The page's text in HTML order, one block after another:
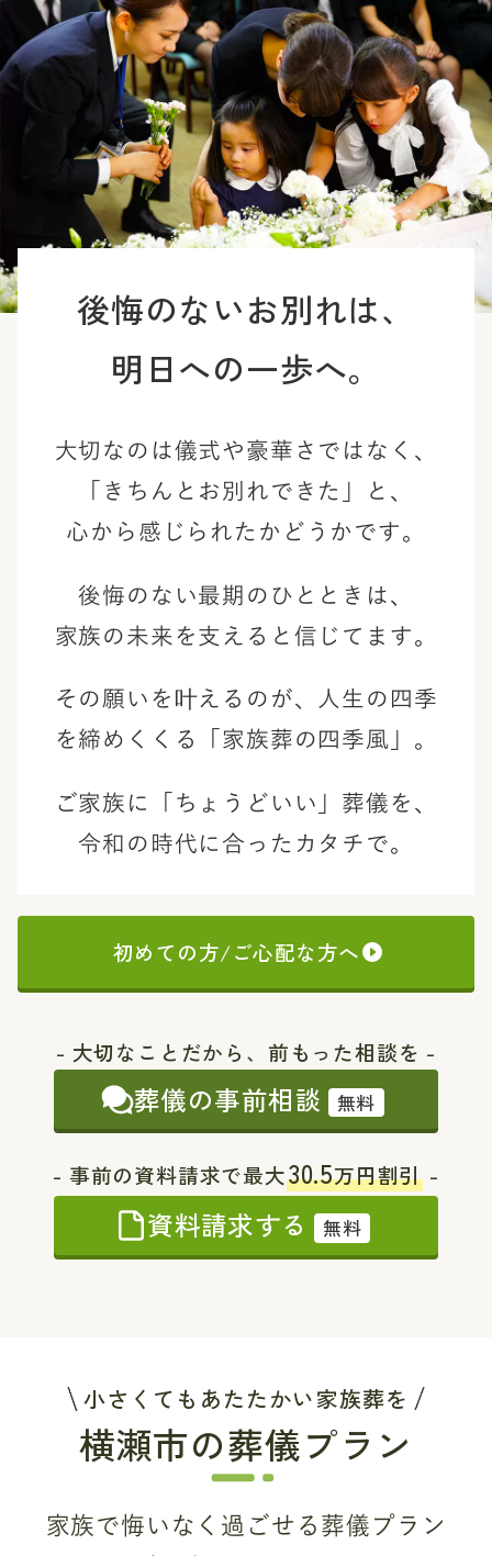
後悔のないお別れは、
明日への一歩へ。
大切なのは儀式や豪華さではなく、
「きちんとお別れできた」と、
心から感じられたかどうかです。
後悔のない最期のひとときは、
家族の未来を支えると信じてます。
その願いを叶えるのが、
人生の四季
を締めくくる「家族葬の四季風」。
ご家族に「ちょうどいい」葬儀を、
令和の時代に合ったカタチで。
初めての方/ご心配な方へ
- 大切なことだから、前もった相談を -
葬儀の事前相談 無料
- 事前の資料請求で最大30.5万円割引 -
資料請求する 無料
小さくてもあたたかい家族葬を
横瀬市の葬儀プラン
家族で悔いなく過ごせる葬儀プラン